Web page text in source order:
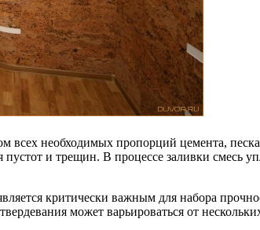
всех необходимых пропорций цемента,
пустот и трещин. В процессе заливки смесь
критически важным для набора
может варьироваться от